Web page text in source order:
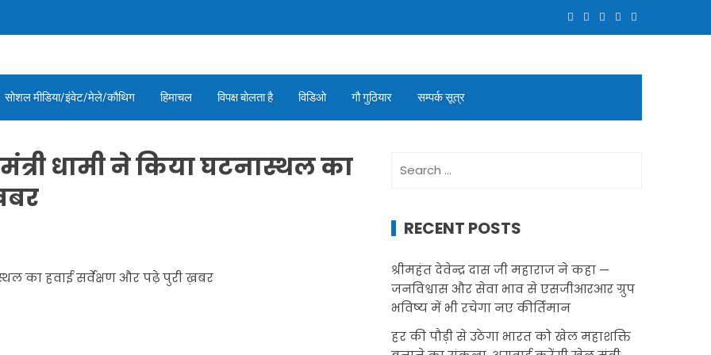
सोशल मीडिया/इंवेट/मेले/कौथिग हिमाचल विपक्ष बोलता है विडिओ गौ गुठियार सम्पर्क सूत्र
धामी ने किया घटनास्थल का
का हवाई सर्वेक्षण और पढ़े पुरी ख़बर
for:
RECENT POSTS
श्रीमहंत देवेन्द्र दास जी महाराज ने कहा —
जनविश्वास और सेवा भाव से एसजीआरआर ग्रुप
भविष्य में भी रचेगा नए कीर्तिमान
हर की पौड़ी से उठेगा भारत को खेल महाशक्ति